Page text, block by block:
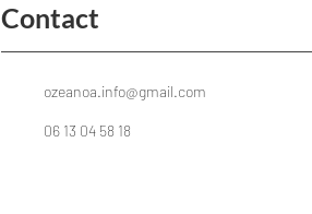
Contact
ozeanoa.info@gmail.com
06 13 04 58 18